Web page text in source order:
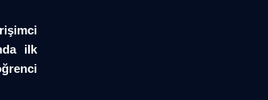
ilk